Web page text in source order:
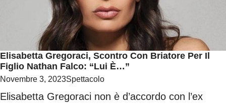
Elisabetta Gregoraci, Scontro Con Briatore Per Il
Figlio Nathan Falco: “Lui È…”
Novembre 3, 2023Spettacolo
Elisabetta Gregoraci non è d’accordo con l’ex